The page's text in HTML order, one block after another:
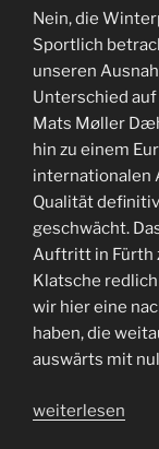
Rassistischen
Terrors
und
der
für
den
#FCSP“
Nein, die
Sportlich
unseren
Unterschied
Mats Møller
hin zu einem
internationalen
Qualität
geschwächt.
Auftritt in Fürth
Klatsche
wir hier eine
haben, die
auswärts mit
„Nachhaltig
weiterlesen